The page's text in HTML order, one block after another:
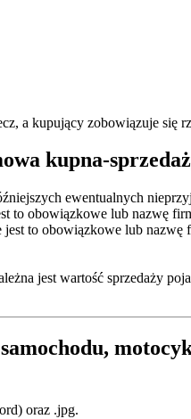
a kupujący zobowiązuje się
kupna-
ewentualnych
to obowiązkowe lub nazwę
to obowiązkowe lub
jest wartość sprzedaży
oraz .jpg.